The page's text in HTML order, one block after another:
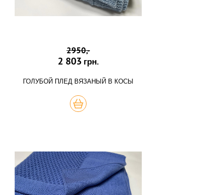
2950,-
2 803 грн.
ГОЛУБОЙ ПЛЕД ВЯЗАНЫЙ В КОСЫ
КУПИТЬ